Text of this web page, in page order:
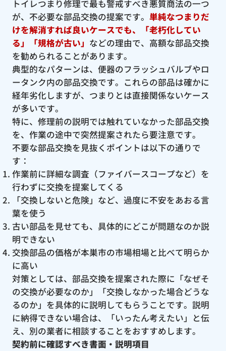
トイレつまり修理で最も警戒すべき悪質商法の一つ
が、不必要な部品交換の提案です。 単純なつまりだ
けを解消すれば良いケースでも、「老朽化してい
る」「規格が古い」 などの理由で、高額な部品交換
を勧められることがあります。
典型的なパターンは、便器のフラッシュバルブやロ
ータンク内の部品交換です。これらの部品は確かに
経年劣化しますが、つまりとは直接関係ないケース
が多いです。
特に、修理前の説明では触れていなかった部品交換
を、作業の途中で突然提案されたら要注意です。
不要な部品交換を見抜くポイントは以下の通りで
す：
作業前に詳細な調査（ファイバースコープなど）を
行わずに交換を提案してくる
「交換しないと危険」など、過度に不安をあおる言
葉を使う
古い部品を見せても、具体的にどこが問題なのか説
明できない
交換部品の価格が本巣市の市場相場と比べて明らか
に高い
対策としては、部品交換を提案された際に「なぜそ
の交換が必要なのか」「交換しなかった場合どうな
るのか」を具体的に説明してもらうことです。説明
に納得できない場合は、「いったん考えたい」と伝
え、別の業者に相談することをおすすめします。
契約前に確認すべき書面・説明項目